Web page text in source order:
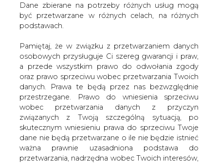
Dane zbierane na potrzeby różnych usług mogą
być przetwarzane w różnych celach, na różnych
podstawach.
Pamiętaj, że w związku z przetwarzaniem danych
osobowych przysługuje Ci szereg gwarancji i praw,
a przede wszystkim prawo do odwołania zgody
oraz prawo sprzeciwu wobec przetwarzania Twoich
danych. Prawa te będą przez nas bezwzględnie
przestrzegane. Prawo do wniesienia sprzeciwu
wobec przetwarzania danych z przyczyn
związanych z Twoją szczególną sytuacją, po
skutecznym wniesieniu prawa do sprzeciwu Twoje
dane nie będą przetwarzane o ile nie będzie istnieć
ważna prawnie uzasadniona podstawa do
przetwarzania, nadrzędna wobec Twoich interesów,
Polska może skorzystać na
rekordowo niskich cenach LNG